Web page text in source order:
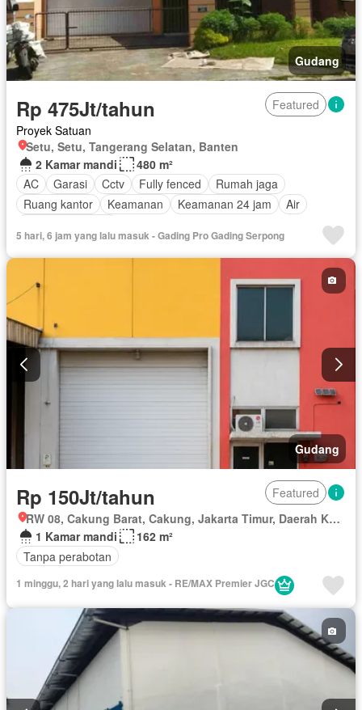
Gudang
Rp 475Jt/tahun
Featured
Proyek Satuan
Setu, Setu, Tangerang Selatan, Banten
2 Kamar mandi
480 m²
AC
Garasi Cctv Fully fenced
Rumah jaga
Ruang kantor
Keamanan Keamanan 24 jam
Air
5 hari, 6 jam yang lalu masuk - Gading Pro Gading Serpong
Gudang
Rp 150Jt/tahun
Featured
RW 08, Cakung Barat, Cakung, Jakarta Timur, Daerah Khusus Ibukota Jakarta
1 Kamar mandi
162 m²
Tanpa perabotan
1 minggu, 2 hari yang lalu masuk - RE/MAX Premier JGC